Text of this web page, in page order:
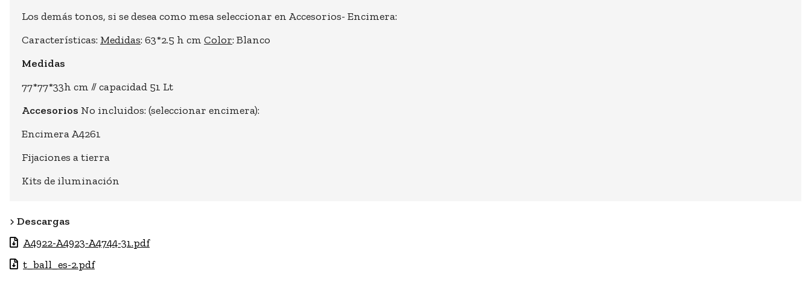
Los demás tonos, si se desea como mesa seleccionar en Accesorios- Encimera:
Características: Medidas: 63*2.5 h cm Color: Blanco
Medidas
77*77*33h cm // capacidad 51 Lt
Accesorios No incluidos: (seleccionar encimera):
Encimera A4261
Fijaciones a tierra
Kits de iluminación
Descargas
A4922-A4923-A4744-31.pdf
t_ball_es-2.pdf